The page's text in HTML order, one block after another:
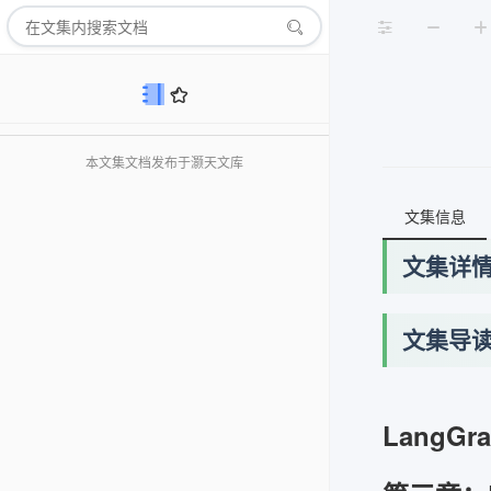
本文集文档发布于灏天文库
文集信息
文集详
文集导